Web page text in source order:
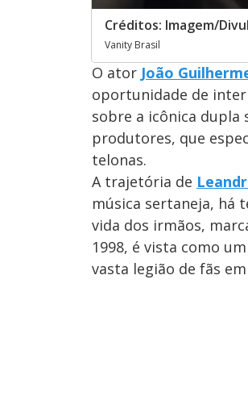
Créditos: Imagem/
Vanity Brasil
O ator João
oportunidade de
sobre a icônica dupla
produtores, que
telonas.
A trajetória de
música sertaneja, há
vida dos irmãos,
1998, é vista como
vasta legião de fãs